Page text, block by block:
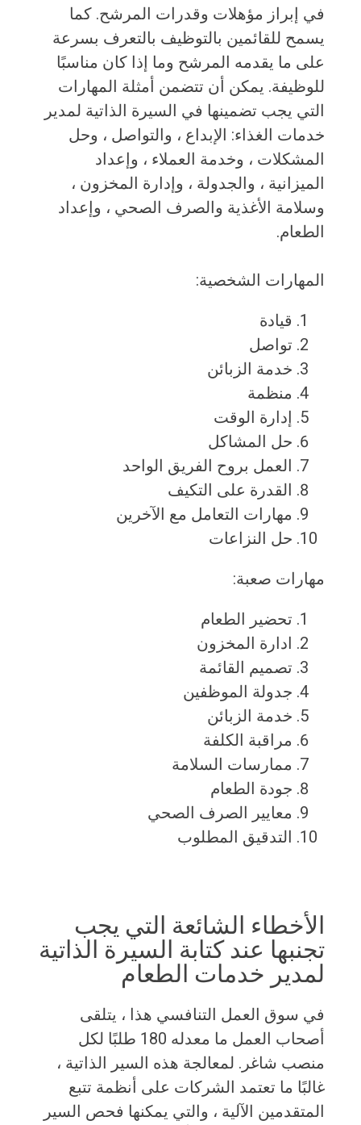
في إبراز مؤهلات وقدرات المرشح. كما
يسمح للقائمين بالتوظيف بالتعرف بسرعة
على ما يقدمه المرشح وما إذا كان مناسبًا
للوظيفة. يمكن أن تتضمن أمثلة المهارات
التي يجب تضمينها في السيرة الذاتية لمدير
خدمات الغذاء: الإبداع ، والتواصل ، وحل
المشكلات ، وخدمة العملاء ، وإعداد
الميزانية ، والجدولة ، وإدارة المخزون ،
وسلامة الأغذية والصرف الصحي ، وإعداد
الطعام.
المهارات الشخصية:
قيادة
تواصل
خدمة الزبائن
منظمة
إدارة الوقت
حل المشاكل
العمل بروح الفريق الواحد
القدرة على التكيف
مهارات التعامل مع الآخرين
حل النزاعات
مهارات صعبة:
تحضير الطعام
ادارة المخزون
تصميم القائمة
جدولة الموظفين
خدمة الزبائن
مراقبة الكلفة
ممارسات السلامة
جودة الطعام
معايير الصرف الصحي
التدقيق المطلوب
الأخطاء الشائعة التي يجب
تجنبها عند كتابة السيرة الذاتية
لمدير خدمات الطعام
في سوق العمل التنافسي هذا ، يتلقى
أصحاب العمل ما معدله 180 طلبًا لكل
منصب شاغر. لمعالجة هذه السير الذاتية ،
غالبًا ما تعتمد الشركات على أنظمة تتبع
المتقدمين الآلية ، والتي يمكنها فحص السير